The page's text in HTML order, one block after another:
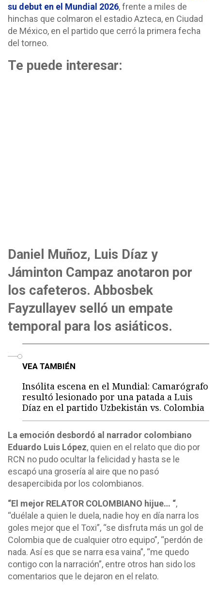
su debut en el Mundial 2026, frente a miles de
hinchas que colmaron el estadio Azteca, en Ciudad
de México, en el partido que cerró la primera fecha
del torneo.
Te puede interesar:
Daniel Muñoz, Luis Díaz y
Jáminton Campaz anotaron por
los cafeteros. Abbosbek
Fayzullayev selló un empate
temporal para los asiáticos.
VEA TAMBIÉN
Insólita escena en el Mundial: Camarógrafo
resultó lesionado por una patada a Luis
Díaz en el partido Uzbekistán vs. Colombia
La emoción desbordó al narrador colombiano
Eduardo Luis López, quien en el relato que dio por
RCN no pudo ocultar la felicidad y hasta se le
escapó una grosería al aire que no pasó
desapercibida por los colombianos.
“El mejor RELATOR COLOMBIANO hijue… “,
“duélale a quien le duela, nadie hoy en día narra los
goles mejor que el Toxi”, “se disfruta más un gol de
Colombia que de cualquier otro equipo”, “perdón de
nada. Así es que se narra esa vaina”, “me quedo
contigo con la narración”, entre otros han sido los
comentarios que le dejaron en el relato.